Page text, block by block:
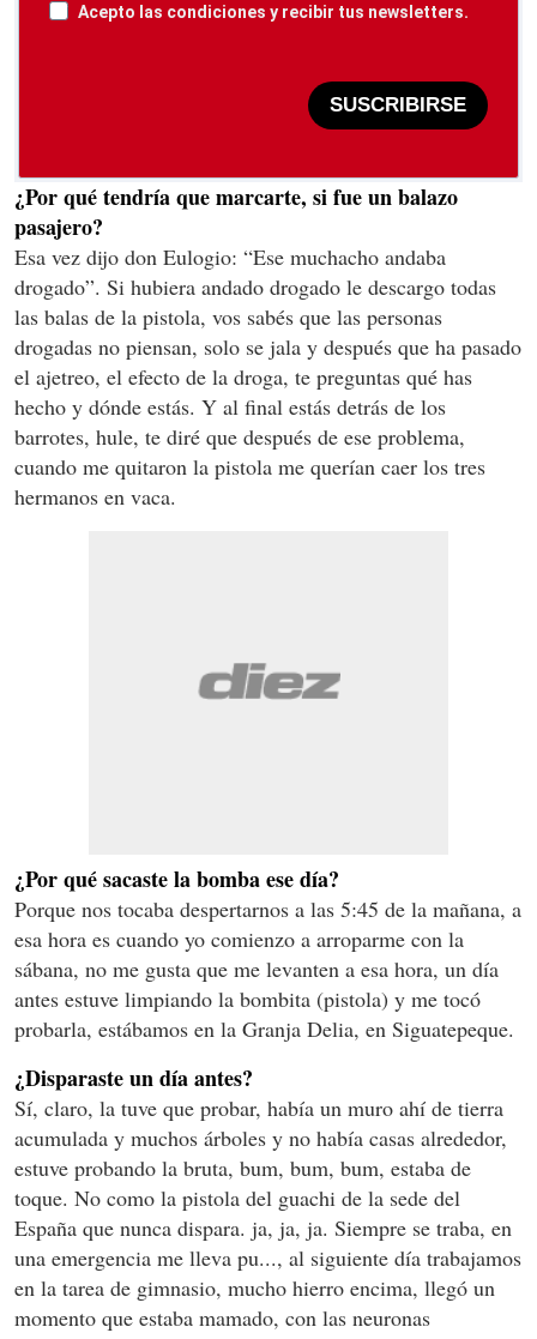
Acepto las condiciones y recibir tus newsletters.
SUSCRIBIRSE
¿Por qué tendría que marcarte, si fue un balazo
pasajero?
Esa vez dijo don Eulogio: “Ese muchacho andaba
drogado”. Si hubiera andado drogado le descargo todas
las balas de la pistola, vos sabés que las personas
drogadas no piensan, solo se jala y después que ha pasado
el ajetreo, el efecto de la droga, te preguntas qué has
hecho y dónde estás. Y al final estás detrás de los
barrotes, hule, te diré que después de ese problema,
cuando me quitaron la pistola me querían caer los tres
hermanos en vaca.
¿Por qué sacaste la bomba ese día?
Porque nos tocaba despertarnos a las 5:45 de la mañana, a
esa hora es cuando yo comienzo a arroparme con la
sábana, no me gusta que me levanten a esa hora, un día
antes estuve limpiando la bombita (pistola) y me tocó
probarla, estábamos en la Granja Delia, en Siguatepeque.
¿Disparaste un día antes?
Sí, claro, la tuve que probar, había un muro ahí de tierra
acumulada y muchos árboles y no había casas alrededor,
estuve probando la bruta, bum, bum, bum, estaba de
toque. No como la pistola del guachi de la sede del
España que nunca dispara. ja, ja, ja. Siempre se traba, en
una emergencia me lleva pu..., al siguiente día trabajamos
en la tarea de gimnasio, mucho hierro encima, llegó un
momento que estaba mamado, con las neuronas